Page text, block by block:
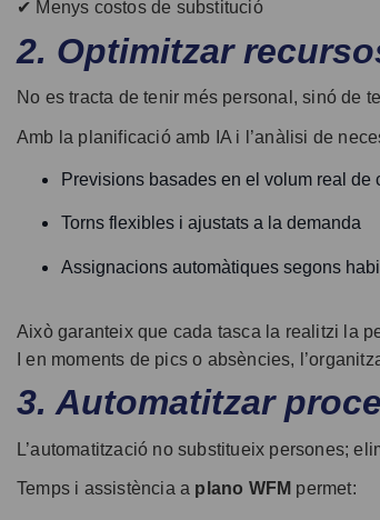
✔ Menys costos de substitució
2. Optimitzar
No es tracta de tenir més personal, sinó de
Amb la planificació amb IA i l’anàlisi de
Previsions basades en el volum real de
Torns flexibles i ajustats a la demanda
Assignacions automàtiques segons
Això garanteix que cada tasca la realitzi la
I en moments de pics o absències,
3. Automatitzar
L’automatització no substitueix persones;
Temps i assistència a plano WFM permet: